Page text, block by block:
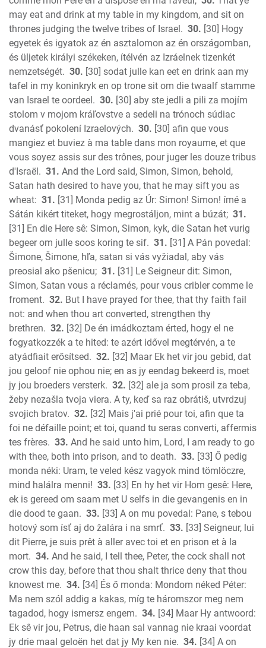
may eat and drink at my table in my kingdom, and sit on
thrones judging the twelve tribes of Israel. 30. [30] Hogy
egyetek és igyatok az én asztalomon az én országomban,
és üljetek királyi székeken, ítélvén az Izráelnek tizenkét
nemzetségét. 30. [30] sodat julle kan eet en drink aan my
tafel in my koninkryk en op trone sit om die twaalf stamme
van Israel te oordeel. 30. [30] aby ste jedli a pili za mojím
stolom v mojom kráľovstve a sedeli na trónoch súdiac
dvanásť pokolení Izraelových. 30. [30] afin que vous
mangiez et buviez à ma table dans mon royaume, et que
vous soyez assis sur des trônes, pour juger les douze tribus
d'Israël. 31. And the Lord said, Simon, Simon, behold,
Satan hath desired to have you, that he may sift you as
wheat: 31. [31] Monda pedig az Úr: Simon! Simon! ímé a
Sátán kikért titeket, hogy megrostáljon, mint a búzát; 31.
[31] En die Here sê: Simon, Simon, kyk, die Satan het vurig
begeer om julle soos koring te sif. 31. [31] A Pán povedal:
Šimone, Šimone, hľa, satan si vás vyžiadal, aby vás
preosial ako pšenicu; 31. [31] Le Seigneur dit: Simon,
Simon, Satan vous a réclamés, pour vous cribler comme le
froment. 32. But I have prayed for thee, that thy faith fail
not: and when thou art converted, strengthen thy
brethren. 32. [32] De én imádkoztam érted, hogy el ne
fogyatkozzék a te hited: te azért idővel megtérvén, a te
atyádfiait erősítsed. 32. [32] Maar Ek het vir jou gebid, dat
jou geloof nie ophou nie; en as jy eendag bekeerd is, moet
jy jou broeders versterk. 32. [32] ale ja som prosil za teba,
žeby nezašla tvoja viera. A ty, keď sa raz obrátiš, utvrdzuj
svojich bratov. 32. [32] Mais j'ai prié pour toi, afin que ta
foi ne défaille point; et toi, quand tu seras converti, affermis
tes frères. 33. And he said unto him, Lord, I am ready to go
with thee, both into prison, and to death. 33. [33] Ő pedig
monda néki: Uram, te veled kész vagyok mind tömlöczre,
mind halálra menni! 33. [33] En hy het vir Hom gesê: Here,
ek is gereed om saam met U selfs in die gevangenis en in
die dood te gaan. 33. [33] A on mu povedal: Pane, s tebou
hotový som ísť aj do žalára i na smrť. 33. [33] Seigneur, lui
dit Pierre, je suis prêt à aller avec toi et en prison et à la
mort. 34. And he said, I tell thee, Peter, the cock shall not
crow this day, before that thou shalt thrice deny that thou
knowest me. 34. [34] És ő monda: Mondom néked Péter:
Ma nem szól addig a kakas, míg te háromszor meg nem
tagadod, hogy ismersz engem. 34. [34] Maar Hy antwoord:
Ek sê vir jou, Petrus, die haan sal vannag nie kraai voordat
jy drie maal geloën het dat jy My ken nie. 34. [34] A on